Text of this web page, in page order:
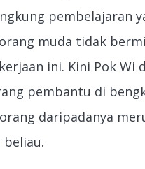
pembelajaran
muda tidak
ini. Kini Pok Wi
pembantu di
daripadanya
beliau.